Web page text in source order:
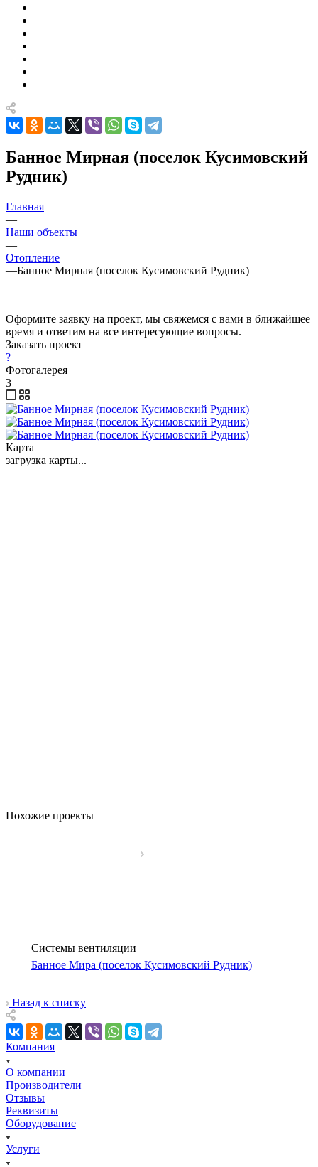
Банное Мирная (поселок Кусимовский
Рудник)
Главная
—
Наши объекты
—
Отопление
—Банное Мирная (поселок Кусимовский Рудник)
Оформите заявку на проект, мы свяжемся с вами в ближайшее
время и ответим на все интересующие вопросы.
Заказать проект
?
Фотогалерея
3 —
Карта
загрузка карты...
Похожие проекты
Системы вентиляции
Банное Мира (поселок Кусимовский Рудник)
Назад к списку
Компания
О компании
Производители
Отзывы
Реквизиты
Оборудование
Услуги